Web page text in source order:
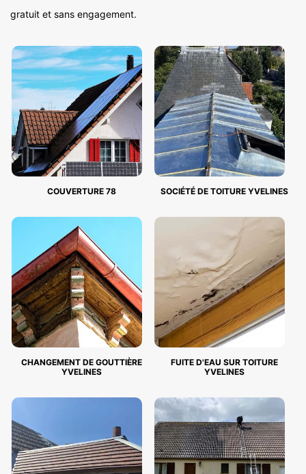
gratuit et sans engagement.
COUVERTURE 78 SOCIÉTÉ DE TOITURE YVELINES
CHANGEMENT DE GOUTTIÈRE
YVELINES
FUITE D'EAU SUR TOITURE
YVELINES